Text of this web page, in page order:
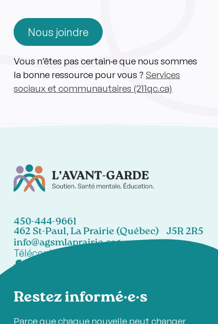
Nous joindre
Vous n’êtes pas certain·e que nous sommes
la bonne ressource pour vous ? Services
sociaux et communautaires (211qc.ca)
450-444-9661
462 St-Paul, La Prairie (Québec) J5R 2R5
info@agsmlaprairie.org
Télécopieur:
Restez informé·e·s
Parce que chaque nouvelle peut changer